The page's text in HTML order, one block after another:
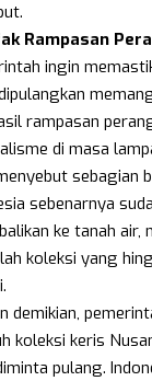
Rampasan
ingin
rampasan
di masa
sebagian
sebenarnya
ke tanah air,
koleksi yang
demikian,
koleksi keris
pulang.